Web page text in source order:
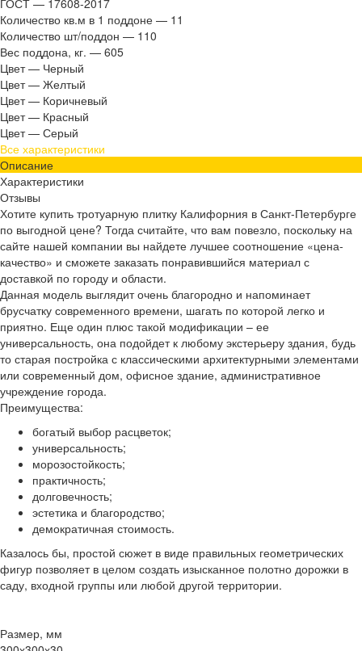
ГОСТ — 17608-2017
Количество кв.м в 1 поддоне — 11
Количество шт/поддон — 110
Вес поддона, кг. — 605
Цвет — Черный
Цвет — Желтый
Цвет — Коричневый
Цвет — Красный
Цвет — Серый
Все характеристики
Описание
Характеристики
Отзывы
Хотите купить тротуарную плитку Калифорния в Санкт-Петербурге
по выгодной цене? Тогда считайте, что вам повезло, поскольку на
сайте нашей компании вы найдете лучшее соотношение «цена-
качество» и сможете заказать понравившийся материал с
доставкой по городу и области.
Данная модель выглядит очень благородно и напоминает
брусчатку современного времени, шагать по которой легко и
приятно. Еще один плюс такой модификации – ее
универсальность, она подойдет к любому экстерьеру здания, будь
то старая постройка с классическими архитектурными элементами
или современный дом, офисное здание, административное
учреждение города.
Преимущества:
богатый выбор расцветок;
универсальность;
морозостойкость;
практичность;
долговечность;
эстетика и благородство;
демократичная стоимость.
Казалось бы, простой сюжет в виде правильных геометрических
фигур позволяет в целом создать изысканное полотно дорожки в
саду, входной группы или любой другой территории.
Размер, мм